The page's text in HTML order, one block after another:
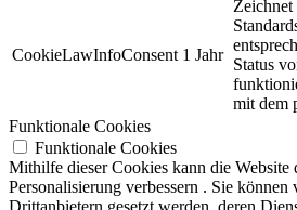
CookieLawInfoConsent 1 Jahr
Zeichnet
Status
mit dem
Funktionale Cookies
Funktionale Cookies
Mithilfe dieser Cookies kann die Website
Personalisierung verbessern . Sie können